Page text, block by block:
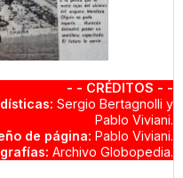
- - CRÉDITOS - -
Sergio Bertagnolli y
Pablo Viviani.
de página: Pablo Viviani.
Archivo Globopedia.